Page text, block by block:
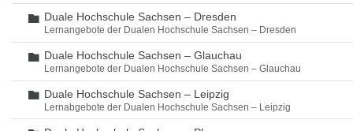
Ordner
Duale Hochschule Sachsen – Dresden
Lernangebote der Dualen Hochschule Sachsen – Dresden
Ordner
Duale Hochschule Sachsen – Glauchau
Lernangebote der Dualen Hochschule Sachsen – Glauchau
Ordner
Duale Hochschule Sachsen – Leipzig
Lernabgebote der Dualen Hochschule Sachsen – Leipzig